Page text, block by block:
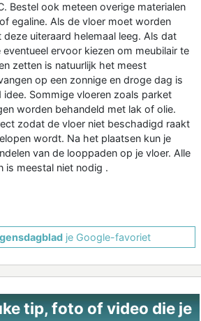
Bestel ook meteen overige materialen
egaline. Als de vloer moet worden
uiteraard helemaal leeg. Als dat
ervoor kiezen om meubilair te
zetten is natuurlijk het meest
op een zonnige en droge dag is
Sommige vloeren zoals parket
worden behandeld met lak of olie.
zodat de vloer niet beschadigd raakt
wordt. Na het plaatsen kun je
van de looppaden op je vloer. Alle
is meestal niet nodig .
je Google-favoriet
tip, foto of video die je